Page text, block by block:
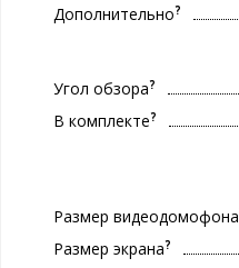
Дополнительно?
Угол обзора?
В комплекте?
Размер видеодомофона
Размер экрана?